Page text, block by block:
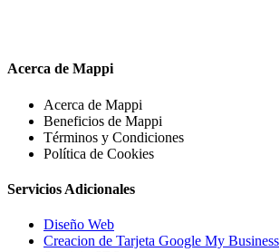
Acerca de Mappi
Acerca de Mappi
Beneficios de Mappi
Términos y Condiciones
Política de Cookies
Servicios Adicionales
Diseño Web
Creacion de Tarjeta Google My Business